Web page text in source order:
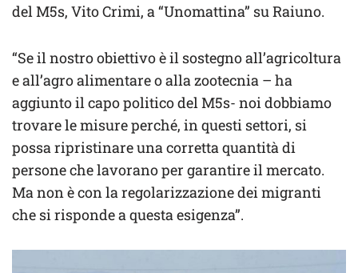
del M5s, Vito Crimi, a “Unomattina” su Raiuno.
“Se il nostro obiettivo è il sostegno all’agricoltura
e all’agro alimentare o alla zootecnia – ha
aggiunto il capo politico del M5s- noi dobbiamo
trovare le misure perché, in questi settori, si
possa ripristinare una corretta quantità di
persone che lavorano per garantire il mercato.
Ma non è con la regolarizzazione dei migranti
che si risponde a questa esigenza”.